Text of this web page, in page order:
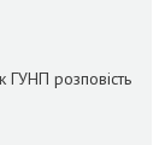
розповість